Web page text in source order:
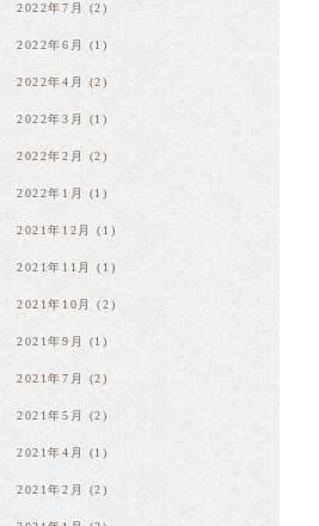
2022年7月 (2)
2022年6月 (1)
2022年4月 (2)
2022年3月 (1)
2022年2月 (2)
2022年1月 (1)
2021年12月 (1)
2021年11月 (1)
2021年10月 (2)
2021年9月 (1)
2021年7月 (2)
2021年5月 (2)
2021年4月 (1)
2021年2月 (2)